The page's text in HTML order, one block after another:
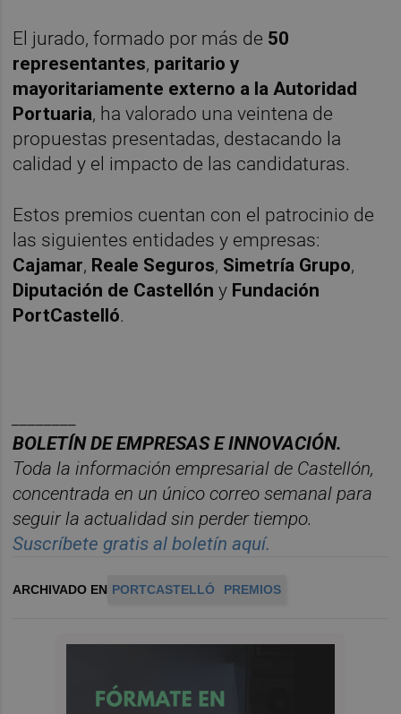
El jurado, formado por más de 50
representantes, paritario y
mayoritariamente externo a la Autoridad
Portuaria, ha valorado una veintena de
propuestas presentadas, destacando la
calidad y el impacto de las candidaturas.
Estos premios cuentan con el patrocinio de
las siguientes entidades y empresas:
Cajamar, Reale Seguros, Simetría Grupo,
Diputación de Castellón y Fundación
PortCastelló.
BOLETÍN DE EMPRESAS E INNOVACIÓN.
Toda la información empresarial de Castellón,
concentrada en un único correo semanal para
seguir la actualidad sin perder tiempo.
Suscríbete gratis alboletín aquí.
ARCHIVADO EN PORTCASTELLÓ PREMIOS